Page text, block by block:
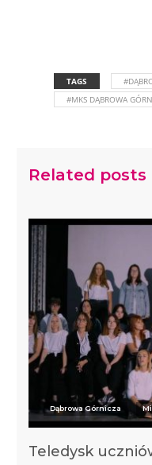
TAGS
#MKS DĄBROWA
Related posts
Dąbrowa Górnicza
Teledysk